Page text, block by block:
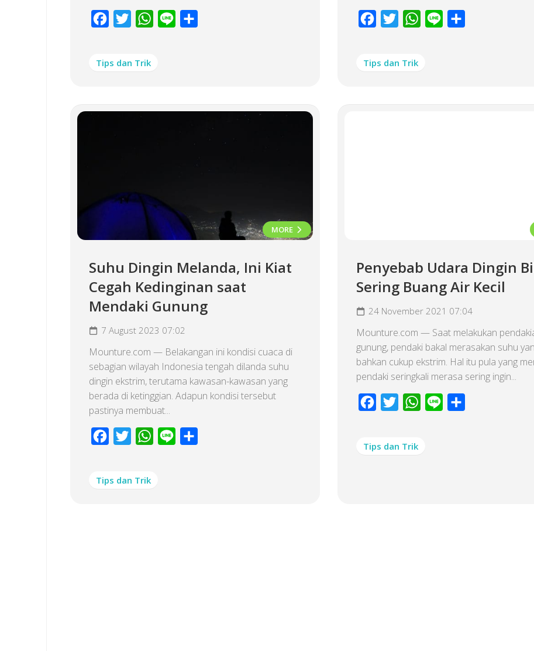
Facebook
Twitter WhatsApp
Line
Tips dan Trik
Facebook
Twitter WhatsApp
Line
Tips dan Trik
MORE
Suhu Dingin Melanda, Ini Kiat
Cegah Kedinginan saat
Mendaki Gunung
7 August 2023 07:02
Mounture.com — Belakangan ini kondisi cuaca di
sebagian wilayah Indonesia tengah dilanda suhu
dingin ekstrim, terutama kawasan-kawasan yang
berada di ketinggian. Adapun kondisi tersebut
pastinya membuat...
Facebook
Twitter WhatsApp
Line
Tips dan Trik
Penyebab Udara Dingin
Sering Buang Air Kecil
24 November 2021 07:04
Mounture.com — Saat melakukan
gunung, pendaki bakal merasakan suhu
bahkan cukup ekstrim. Hal itu pula yang
pendaki seringkali merasa sering ingin...
Facebook
Twitter WhatsApp
Line
Tips dan Trik